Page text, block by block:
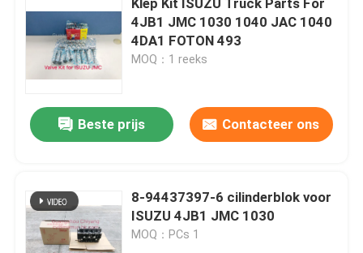
4JB1 JMC 1030 1040 JAC 1040
4DA1 FOTON 493
MOQ：1 reeks
Beste prijs Contacteer ons
8-94437397-6 cilinderblok voor
ISUZU 4JB1 JMC 1030
MOQ：PCs 1